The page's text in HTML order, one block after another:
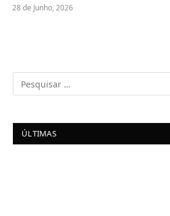
28 de Junho, 2026
ÚLTIMAS